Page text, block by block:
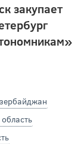
закупает